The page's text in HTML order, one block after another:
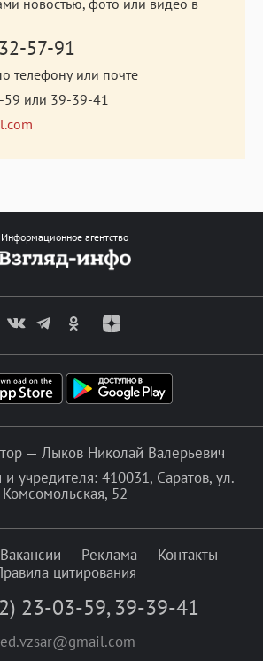
57-91
телефону или почте
59 или 39-39-41
Информационное агентство
— Лыков Николай Валерьевич
учредителя: 410031, Саратов, ул.
Комсомольская, 52
Вакансии Реклама
Контакты
цитирования
23-03-59, 39-39-41